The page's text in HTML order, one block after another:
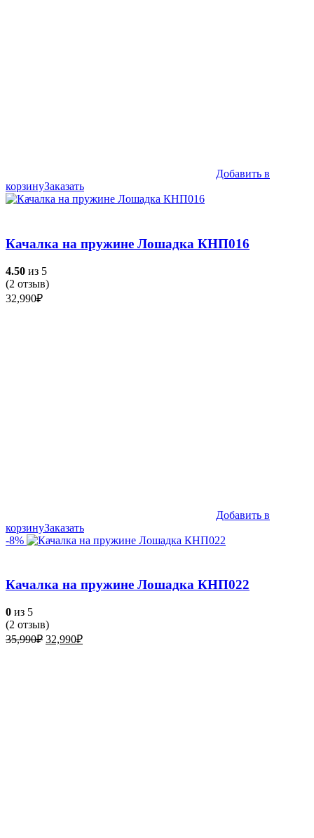
Добавить в
корзинуЗаказать
Качалка на пружине Лошадка КНП016
4.50 из 5
(2 отзыв)
32,990₽
Добавить в
корзинуЗаказать
-8%
Качалка на пружине Лошадка КНП022
0 из 5
(2 отзыв)
35,990₽ Первоначальная
32,990₽Текущая